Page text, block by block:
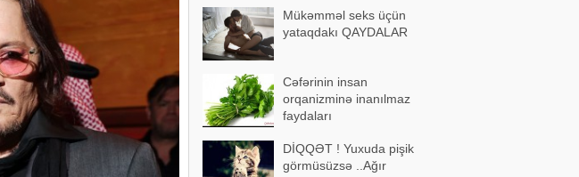
Mükəmməl seks üçün
yataqdakı QAYDALAR
Cəfərinin insan
orqanizminə inanılmaz
faydaları
DİQQƏT ! Yuxuda pişik
görmüsüzsə ..Ağır